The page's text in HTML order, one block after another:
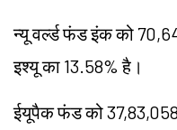
न्यू वर्ल्ड फंड इंक को
इश्यू का 13.58% है।
ईयूपैक फंड को